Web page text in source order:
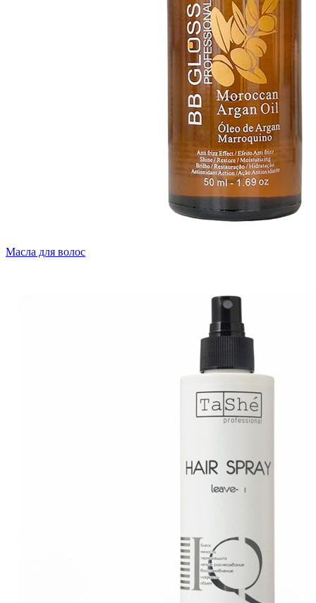
Масла для волос